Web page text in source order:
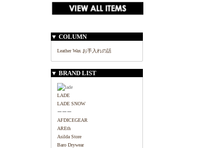
▼ COLUMN
Leather Wax お手入れの話
▼ BRAND LIST
LADE
LADE SNOW
ーーー
AFDICEGEAR
AREth
Asilda Store
Baro Drywear